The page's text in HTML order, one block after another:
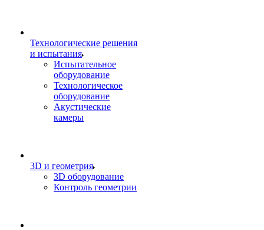
Технологические решения
и испытания
Испытательное
оборудование
Технологическое
оборудование
Акустические
камеры
3D и геометрия
3D оборудование
Контроль геометрии